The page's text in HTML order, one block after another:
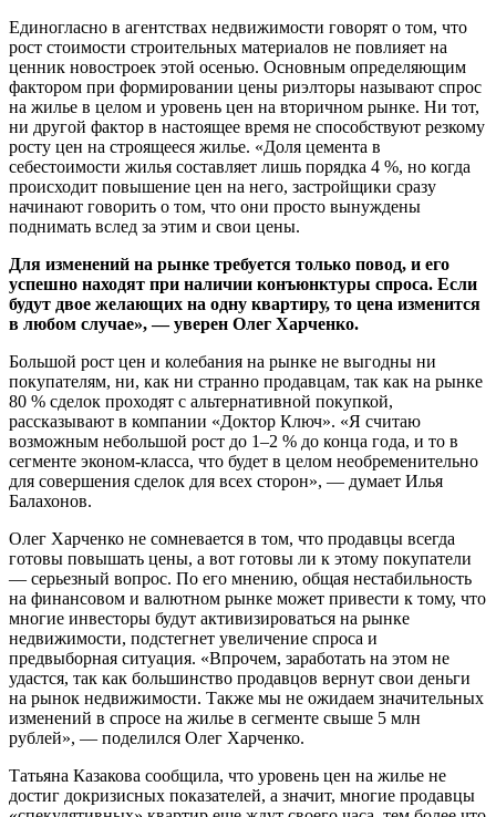
Единогласно в агентствах недвижимости говорят о том, что
рост стоимости строительных материалов не повлияет на
ценник новостроек этой осенью. Основным определяющим
фактором при формировании цены риэлторы называют спрос
на жилье в целом и уровень цен на вторичном рынке. Ни тот,
ни другой фактор в настоящее время не способствуют резкому
росту цен на строящееся жилье. «Доля цемента в
себестоимости жилья составляет лишь порядка 4 %, но когда
происходит повышение цен на него, застройщики сразу
начинают говорить о том, что они просто вынуждены
поднимать вслед за этим и свои цены.
Для изменений на рынке требуется только повод, и его
успешно находят при наличии конъюнктуры спроса. Если
будут двое желающих на одну квартиру, то цена изменится
в любом случае», — уверен Олег Харченко.
Большой рост цен и колебания на рынке не выгодны ни
покупателям, ни, как ни странно продавцам, так как на рынке
80 % сделок проходят с альтернативной покупкой,
рассказывают в компании «Доктор Ключ». «Я считаю
возможным небольшой рост до 1–2 % до конца года, и то в
сегменте эконом-класса, что будет в целом необременительно
для совершения сделок для всех сторон», — думает Илья
Балахонов.
Олег Харченко не сомневается в том, что продавцы всегда
готовы повышать цены, а вот готовы ли к этому покупатели
— серьезный вопрос. По его мнению, общая нестабильность
на финансовом и валютном рынке может привести к тому, что
многие инвесторы будут активизироваться на рынке
недвижимости, подстегнет увеличение спроса и
предвыборная ситуация. «Впрочем, заработать на этом не
удастся, так как большинство продавцов вернут свои деньги
на рынок недвижимости. Также мы не ожидаем значительных
изменений в спросе на жилье в сегменте свыше 5 млн
рублей», — поделился Олег Харченко.
Татьяна Казакова сообщила, что уровень цен на жилье не
достиг докризисных показателей, а значит, многие продавцы